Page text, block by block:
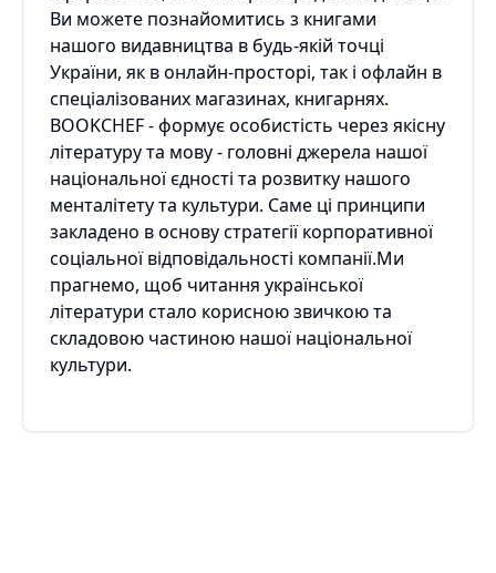
Ви можете познайомитись з книгами
нашого видавництва в будь-якій точці
України, як в онлайн-просторі, так і офлайн в
спеціалізованих магазинах, книгарнях.
BOOKCHEF - формує особистість через якісну
літературу та мову - головні джерела нашої
національної єдності та розвитку нашого
менталітету та культури. Саме ці принципи
закладено в основу стратегії корпоративної
соціальної відповідальності компанії.Ми
прагнемо, щоб читання української
літератури стало корисною звичкою та
складовою частиною нашої національної
культури.